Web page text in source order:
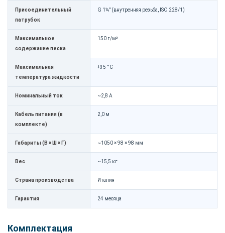
Присоединительный
патрубок
G 1¼" (внутренняя резьба, ISO 228/1)
Максимальное
содержание песка
150 г/м³
Максимальная
температура жидкости
+35 °C
Номинальный ток ~2,8 А
Кабель питания (в
комплекте)
2,0 м
Габариты (В × Ш × Г) ~1050 × 98 × 98 мм
Вес ~15,5 кг
Страна производства Италия
Гарантия 24 месяца
Комплектация